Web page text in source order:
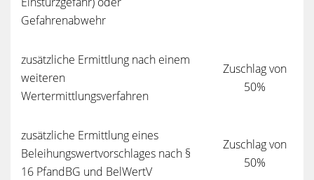
Gefahrenabwehr
zusätzliche Ermittlung nach einem
weiteren
Wertermittlungsverfahren
Zuschlag von
50%
zusätzliche Ermittlung eines
Beleihungswertvorschlages nach §
16 PfandBG und BelWertV
Zuschlag von
50%